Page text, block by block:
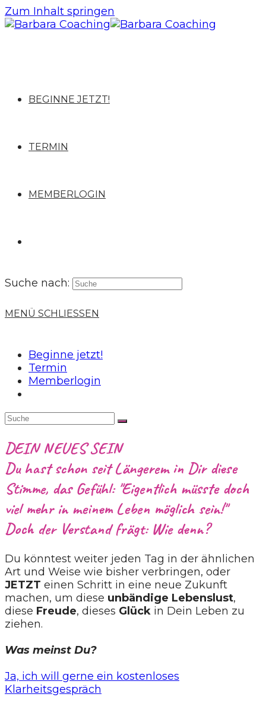
Zum Inhalt springen
BEGINNE JETZT!
TERMIN
MEMBERLOGIN
Suche nach:
MENÜ SCHLIESSEN
Beginne jetzt!
Termin
Memberlogin
DEIN NEUES SEIN
Du hast schon seit Längerem in Dir diese
Stimme, das Gefühl: "Eigentlich müsste doch
viel mehr in meinem Leben möglich sein!"
Doch der Verstand frägt: Wie denn?
Du könntest weiter jeden Tag in der ähnlichen
Art und Weise wie bisher verbringen, oder
JETZT einen Schritt in eine neue Zukunft
machen, um diese unbändige Lebenslust,
diese Freude, dieses Glück in Dein Leben zu
ziehen.
Was meinst Du?
Ja, ich will gerne ein kostenloses
Klarheitsgespräch